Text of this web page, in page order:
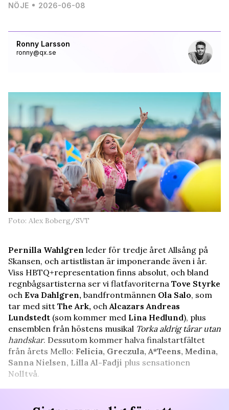
Ronny Larsson
ronny@qx.se
NÖJE 2026-06-08
Foto: Alex Boberg/SVT
Pernilla Wahlgren leder för tredje året Allsång på
Skansen, och artistlistan är imponerande även i år.
Viss HBTQ+representation finns absolut, och bland
regnbågsartisterna ser vi flatfavoriterna Tove Styrke
och Eva Dahlgren, bandfrontmännen Ola Salo, som
tar med sitt The Ark, och Alcazars Andreas
Lundstedt (som kommer med Lina Hedlund), plus
ensemblen från höstens musikal Torka aldrig tårar utan
handskar. Dessutom kommer halva finalstartfältet
från årets Mello: Felicia, Greczula, A*Teens, Medina,
Sanna Nielsen, Lilla Al-Fadji plus sensationen
Nolltvå.